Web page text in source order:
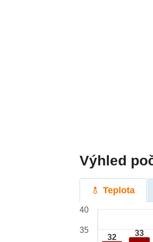
Výhled
Teplota
32 33
40
35